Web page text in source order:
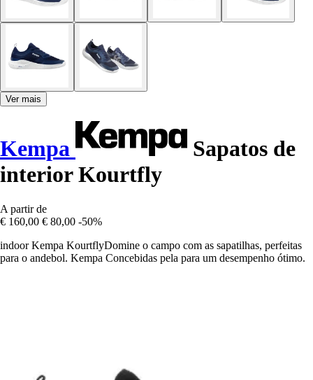
Ver mais
Kempa
Sapatos de
interior Kourtfly
A partir de
€ 160,00 € 80,00 -50%
indoor Kempa KourtflyDomine o campo com as sapatilhas, perfeitas
para o andebol. Kempa Concebidas pela para um desempenho ótimo.